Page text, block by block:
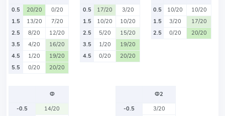
0.5
20/20
0/20
1.5
13/20
7/20
2.5
8/20
12/20
3.5
4/20
16/20
4.5
1/20
19/20
5.5
0/20 20/20
0.5
17/20
3/20
1.5
10/20
10/20
2.5
5/20
15/20
3.5
1/20
19/20
4.5
0/20 20/20
0.5
10/20
10/20
1.5
3/20
17/20
2.5
0/20 20/20
Ф
-0.5
14/20
Ф2
-0.5
3/20